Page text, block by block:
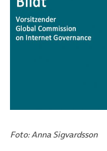
Foto: Anna Sigvardsson